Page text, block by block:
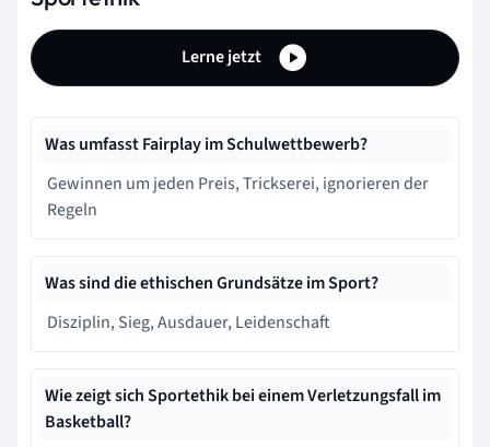
Lerne jetzt
Was umfasst Fairplay im Schulwettbewerb?
Gewinnen um jeden Preis, Trickserei, ignorieren der
Regeln
Was sind die ethischen Grundsätze im Sport?
Disziplin, Sieg, Ausdauer, Leidenschaft
Wie zeigt sich Sportethik bei einem Verletzungsfall im
Basketball?